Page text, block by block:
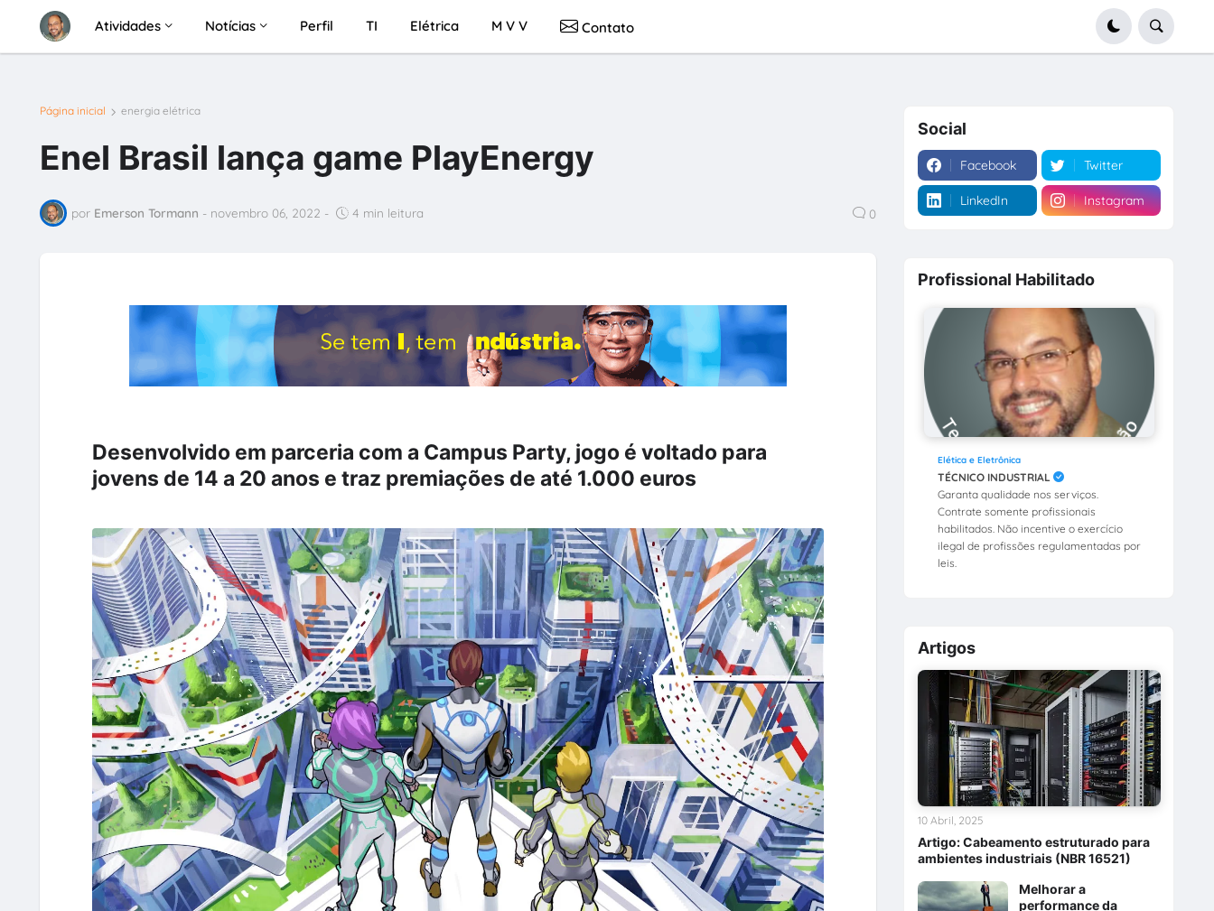
Atividades Notícias Perfil TI Elétrica M V V Contato
Página inicial energia elétrica
Enel Brasil lança game PlayEnergy
por Emerson Tormann - novembro 06, 2022 - 4 min leitura 0
Desenvolvido em parceria com a Campus Party, jogo é voltado para
jovens de 14 a 20 anos e traz premiações de até 1.000 euros
Social
Facebook Twitter
LinkedIn Instagram
Profissional Habilitado
Elética e Eletrônica
TÉCNICO INDUSTRIAL
Garanta qualidade nos serviços.
Contrate somente profissionais
habilitados. Não incentive o exercício
ilegal de profissões regulamentadas por
leis.
Artigos
Artigo: Cabeamento estruturado para
ambientes industriais (NBR 16521)
10 Abril, 2025
Melhorar a
performance da